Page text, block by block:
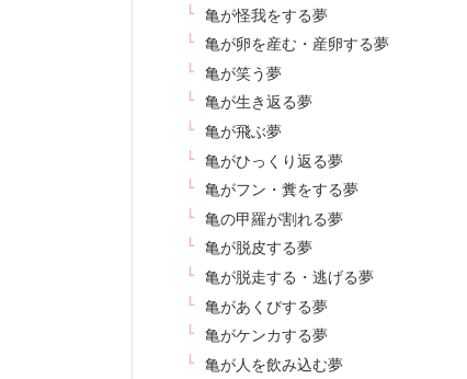
亀が怪我をする夢
亀が卵を産む・産卵する夢
亀が笑う夢
亀が生き返る夢
亀が飛ぶ夢
亀がひっくり返る夢
亀がフン・糞をする夢
亀の甲羅が割れる夢
亀が脱皮する夢
亀が脱走する・逃げる夢
亀があくびする夢
亀がケンカする夢
亀が人を飲み込む夢